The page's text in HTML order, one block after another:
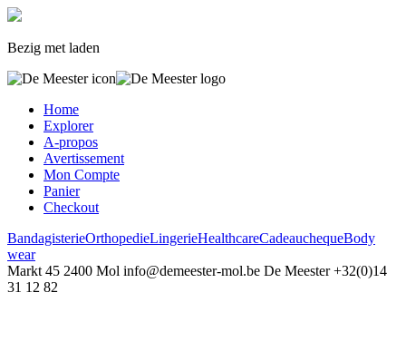
Bezig met laden
Home
Explorer
A-propos
Avertissement
Mon Compte
Panier
Checkout
BandagisterieOrthopedieLingerieHealthcareCadeauchequeBody
wear
Markt 45 2400 Mol info@demeester-mol.be De Meester+32(0)14
31 12 82